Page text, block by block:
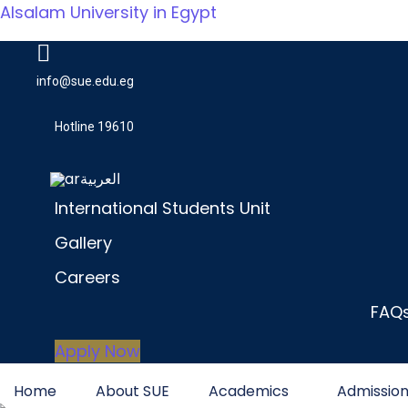
Alsalam University in Egypt
info@sue.edu.eg
Hotline 19610
العربية
International Students Unit
Gallery
Careers
Apply Now
Home About SUE Academics